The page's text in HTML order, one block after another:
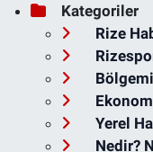
Kategoriler
Rize
Yerel
Nedir?